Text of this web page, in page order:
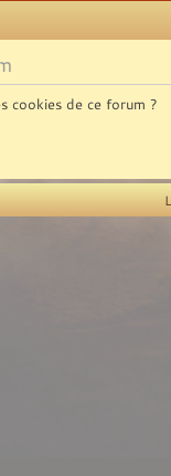
cookies de ce forum ?